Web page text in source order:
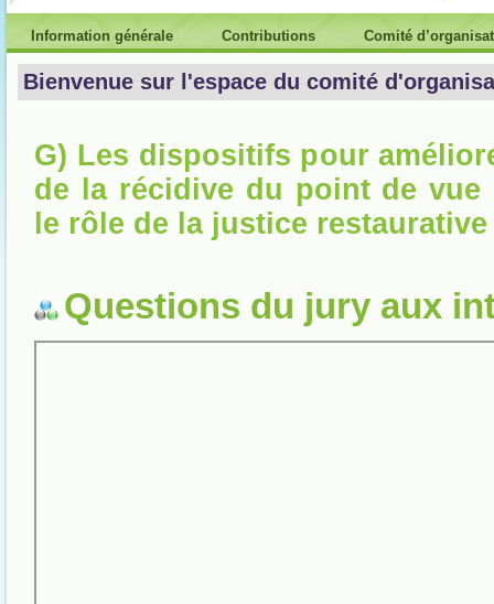
Information générale Contributions Comité
Bienvenue sur l'espace du comité
G) Les dispositifs pour
de la récidive du point de vue
le rôle de la justice restaurative
Questions du jury aux